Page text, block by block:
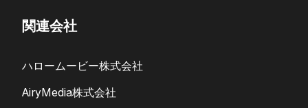
関連会社
ハロームービー株式会社
AiryMedia株式会社